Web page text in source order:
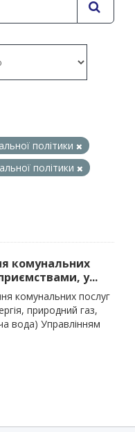
політики
політики
комунальних
у...
комунальних послуг
природний газ,
вода) Управлінням